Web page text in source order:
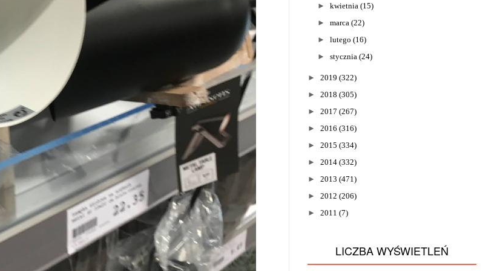
► kwietnia (15)
► marca (22)
► lutego (16)
► stycznia (24)
► 2019 (322)
► 2018 (305)
► 2017 (267)
► 2016 (316)
► 2015 (334)
► 2014 (332)
► 2013 (471)
► 2012 (206)
► 2011 (7)
LICZBA WYŚWIETLEŃ